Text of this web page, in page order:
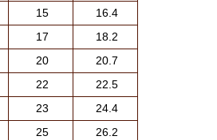
15
16.4
17
18.2
20
20.7
22
22.5
23
24.4
25
26.2